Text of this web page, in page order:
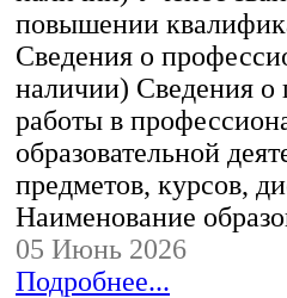
повышении
Сведения о
наличии) Сведения о
работы в
образовательной
предметов, курсов,
Наименование
05 Июнь 2026
Подробнее...